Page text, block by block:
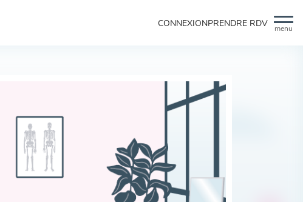
menu
CONNEXIONPRENDRE RDV